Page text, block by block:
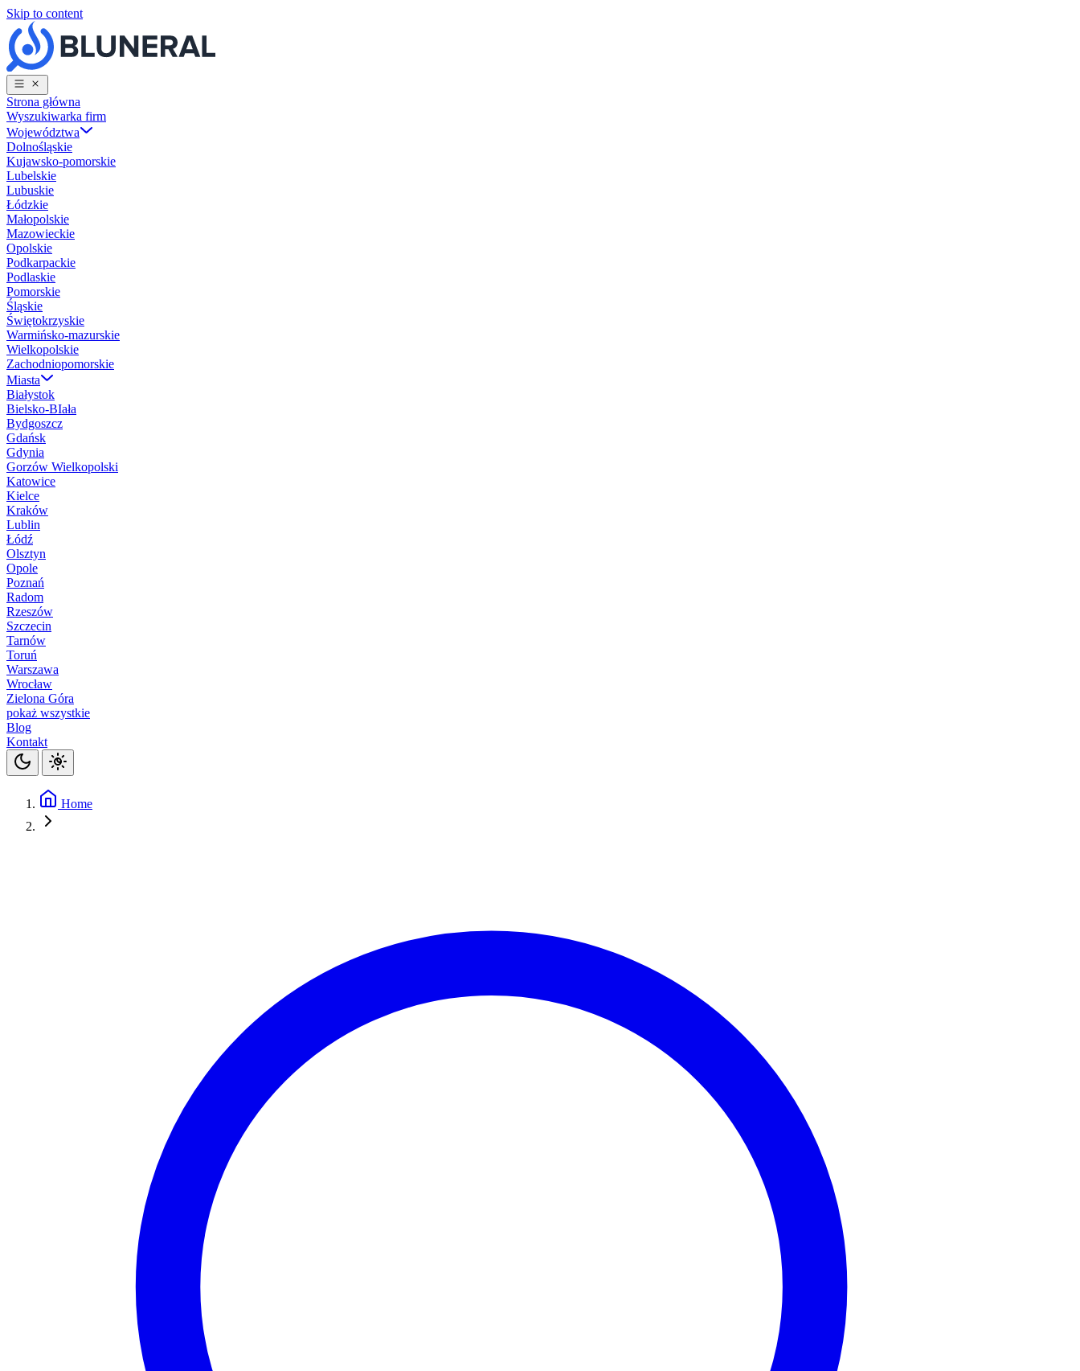
Skip to content
Strona główna
Wyszukiwarka firm
Województwa
Dolnośląskie
Kujawsko-pomorskie
Lubelskie
Lubuskie
Łódzkie
Małopolskie
Mazowieckie
Opolskie
Podkarpackie
Podlaskie
Pomorskie
Śląskie
Świętokrzyskie
Warmińsko-mazurskie
Wielkopolskie
Zachodniopomorskie
Miasta
Białystok
Bielsko-BIała
Bydgoszcz
Gdańsk
Gdynia
Gorzów Wielkopolski
Katowice
Kielce
Kraków
Lublin
Łódź
Olsztyn
Opole
Poznań
Radom
Rzeszów
Szczecin
Tarnów
Toruń
Warszawa
Wrocław
Zielona Góra
pokaż wszystkie
Blog
Kontakt
Home